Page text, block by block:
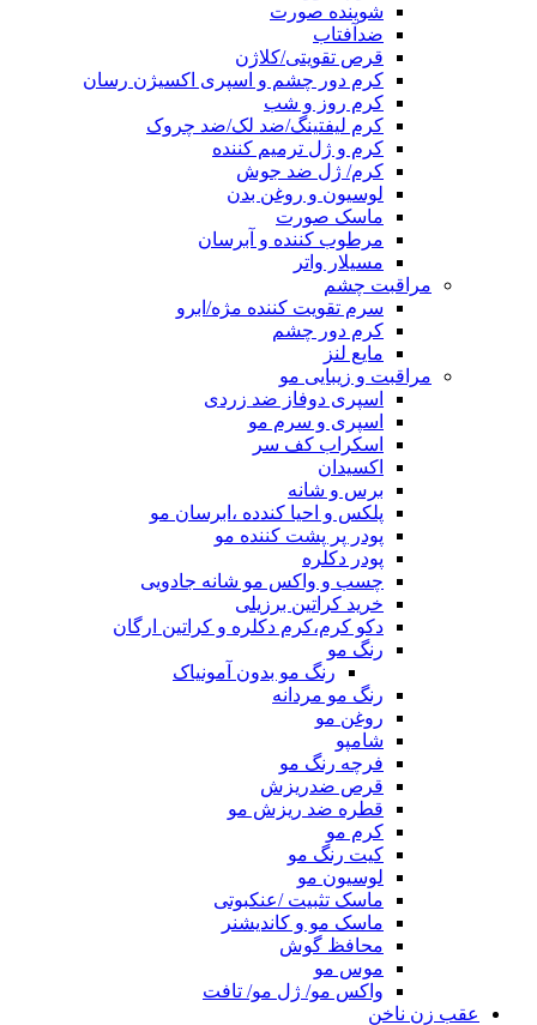
شوینده صورت
ضدآفتاب
قرص تقویتی/کلاژن
کرم دور چشم و اسپری اکسیژن رسان
کرم روز و شب
کرم لیفتینگ/ضد لک/ضد چروک
کرم و ژل ترمیم کننده
کرم/ ژل ضد جوش
لوسیون و روغن بدن
ماسک صورت
مرطوب کننده و آبرسان
مسیلار واتر
مراقبت چشم
سرم تقویت کننده مژه/ابرو
کرم دور چشم
مایع لنز
مراقبت و زیبایی مو
اسپری دوفاز ضد زردی
اسپری و سرم مو
اسکراب کف سر
اکسیدان
برس و شانه
پلکس و احیا کندده ،ابرسان مو
پودر پر پشت کننده مو
پودر دکلره
چسب و واکس مو شانه جادویی
خرید کراتین برزیلی
دکو کرم،کرم دکلره و کراتین ارگان
رنگ مو
رنگ مو بدون آمونیاک
رنگ مو مردانه
روغن مو
شامپو
فرچه رنگ مو
قرص ضدریزش
قطره ضد ریزش مو
کرم مو
کیت رنگ مو
لوسیون مو
ماسک تثبیت /عنکبوتی
ماسک مو و کاندیشنر
محافظ گوش
موس مو
واکس مو/ ژل مو/ تافت
عقب زن ناخن